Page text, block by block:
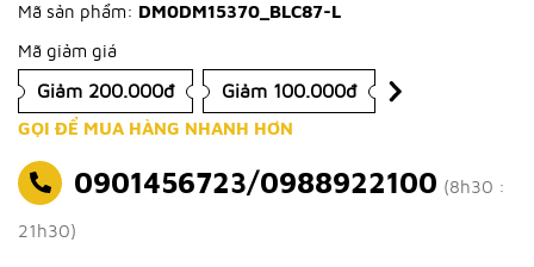
Mã sản phẩm: DM0DM15370_BLC87-L
Mã giảm giá
Giảm 200.000đ Giảm 100.000đ
GỌI ĐỂ MUA HÀNG NHANH HƠN
0901456723/0988922100 (8h30 :
21h30)